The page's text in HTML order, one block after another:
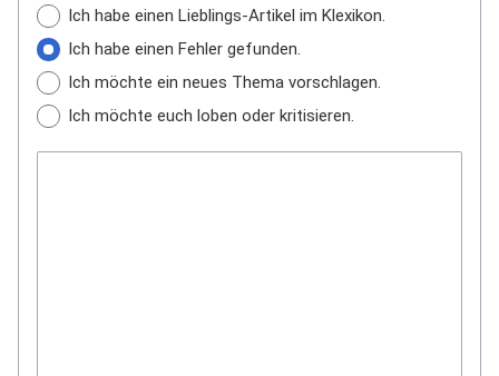
Ich habe einen Lieblings-Artikel im Klexikon.
Ich habe einen Fehler gefunden.
Ich möchte ein neues Thema vorschlagen.
Ich möchte euch loben oder kritisieren.